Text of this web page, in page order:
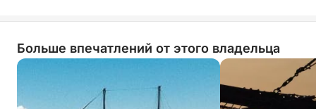
Больше впечатлений от этого владельца